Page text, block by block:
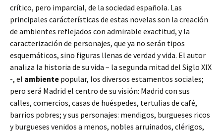
crítico, pero imparcial, de la sociedad española. Las
principales carácterísticas de estas novelas son la creación
de ambientes reflejados con admirable exactitud, y la
caracterización de personajes, que ya no serán tipos
esquemáticos, sino figuras llenas de verdad y vida. El autor
analiza la historia de su vida – la segunda mitad del Siglo XIX
-, el ambiente popular, los diversos estamentos sociales;
pero será Madrid el centro de su visión: Madrid con sus
calles, comercios, casas de huéspedes, tertulias de café,
barrios pobres; y sus personajes: mendigos, burgueses ricos
y burgueses venidos a menos, nobles arruinados, clérigos,